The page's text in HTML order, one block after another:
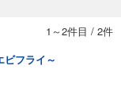
1～2件目 / 2件
ビフライ～